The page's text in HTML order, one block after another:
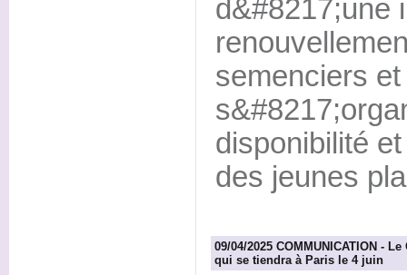
d&#8217;une
semenciers
disponibilité
des jeunes
09/04/2025 COMMUNICATION -
qui se tiendra à Paris le 4 juin